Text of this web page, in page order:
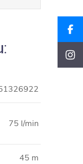
75 l/min
45 m